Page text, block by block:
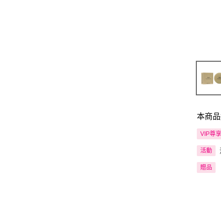
本商
VIP尊享
活動
贈品